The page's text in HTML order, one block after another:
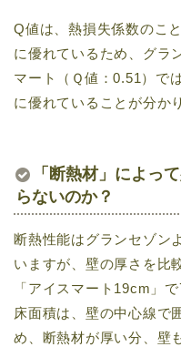
Q値は、熱損失係数のこ
に優れているため、グラ
マート（Ｑ値：0.51）で
に優れていることが分か
「断熱材」によっ
らないのか？
断熱性能はグランセゾン
いますが、壁の厚さを比
「アイスマート19cm」
床面積は、壁の中心線で
め、断熱材が厚い分、壁